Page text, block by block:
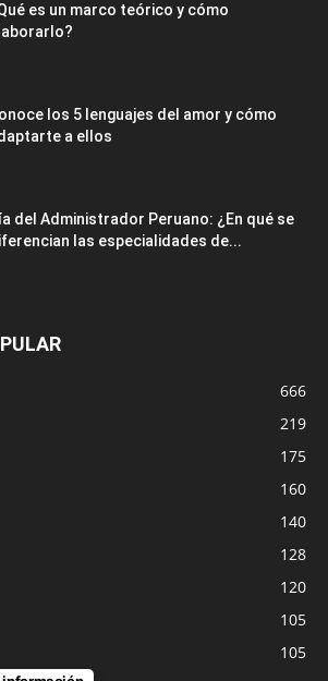
es un marco teórico y cómo
los 5 lenguajes del amor y cómo
a ellos
del Administrador Peruano: ¿En qué se
las especialidades de...
666
219
175
160
140
128
120
105
105